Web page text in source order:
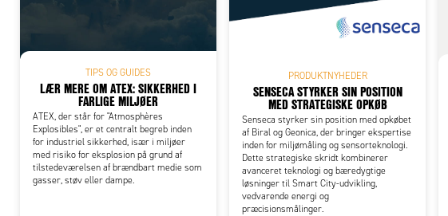
Add to existing cart row
TIPS OG GUIDES
LÆR MERE OM ATEX: SIKKERHED I
FARLIGE MILJØER
ATEX, der står for "Atmosphères
Explosibles", er et centralt begreb inden
for industriel sikkerhed, især i miljøer
med risiko for eksplosion på grund af
tilstedeværelsen af brændbart medie som
gasser, støv eller dampe.
PRODUKTNYHEDER
SENSECA STYRKER SIN POSITION
MED STRATEGISKE OPKØB
Senseca styrker sin position med opkøbet
af Biral og Geonica, der bringer ekspertise
inden for miljømåling og sensorteknologi.
Dette strategiske skridt kombinerer
avanceret teknologi og bæredygtige
løsninger til Smart City-udvikling,
vedvarende energi og
præcisionsmålinger.